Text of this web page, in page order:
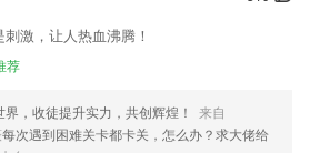
搜搜
激，让人热血沸腾！
荐
界，收徒提升实力，共创辉煌！
来自
每次遇到困难关卡都卡关，怎么办？求大佬给